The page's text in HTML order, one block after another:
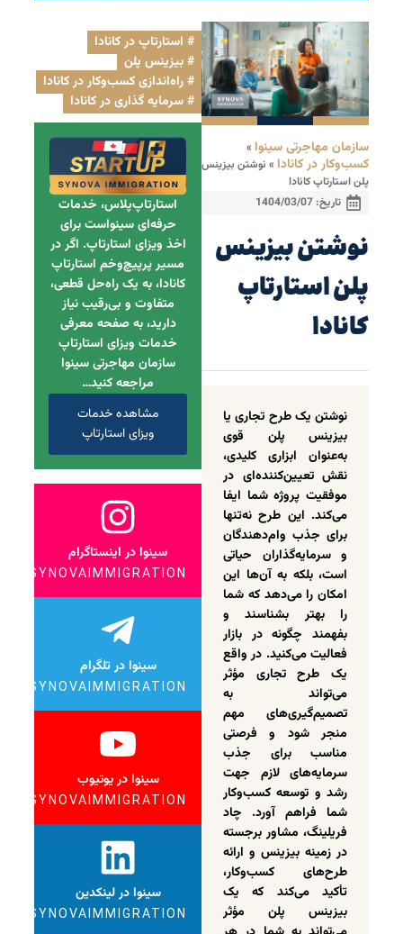
سازمان مهاجرتی سینوا »
کسب‌وکار در کانادا » نوشتن بیزینس
پلن استارتاپ کانادا
تاریخ:1404/03/07
نوشتن بیزینس
پلن استارتاپ
کانادا
نوشتن یک طرح تجاری یا
بیزینس پلن قوی
به‌عنوان ابزاری کلیدی،
نقش تعیین‌کننده‌ای در
موفقیت پروژه شما ایفا
می‌کند. این طرح نه‌تنها
برای جذب وام‌دهندگان
و سرمایه‌گذاران حیاتی
است، بلکه به آن‌ها این
امکان را می‌دهد که شما
را بهتر بشناسند و
بفهمند چگونه در بازار
فعالیت می‌کنید. در واقع
یک طرح تجاری مؤثر
می‌تواند به
تصمیم‌گیری‌های مهم
منجر شود و فرصتی
مناسب برای جذب
سرمایه‌های لازم جهت
رشد و توسعه کسب‌وکار
شما فراهم آورد. چاد
فریلینگ، مشاور برجسته
در زمینه بیزینس و ارائه
طرح‌های کسب‌وکار،
تأکید می‌کند که یک
بیزینس پلن مؤثر
استارتاپ‌پلاس، خدمات
حرفه‌ای سینواست برای
اخذ ویزای استارتاپ. اگر در
مسیر پرپیچ‌وخم استارتاپ
کانادا، به یک راه‌حل قطعی،
متفاوت و بی‌رقیب نیاز
دارید، به صفحه معرفی
خدمات ویزای استارتاپ
سازمان مهاجرتی سینوا
مراجعه کنید…
مشاهده خدمات
ویزای استارتاپ
سینوا در اینستاگرام
SYNOVAIMMIGRATION
سینوا در تلگرام
SYNOVAIMMIGRATION
سینوا در یوتیوب
SYNOVAIMMIGRATION
سینوا در لینکدین
SYNOVAIMMIGRATION
استارتاپ در کانادا
بیزینس پلن
راه‌اندازی کسب‌وکار در کانادا
سرمایه گذاری در کانادا